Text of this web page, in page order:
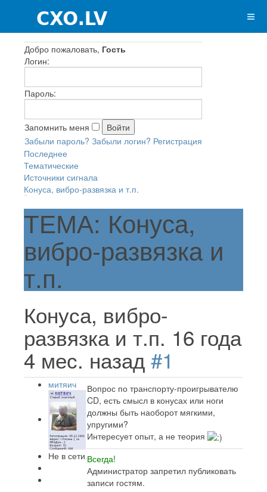
Добро пожаловать, Гость
Логин:
Пароль:
Запомнить меня
Забыли пароль? Забыли логин? Регистрация
Последнее
Тематические
Источники сигнала
Конуса, вибро-развязка и т.п.
ТЕМА: Конуса,
вибро-развязка и
т.п.
Конуса, вибро-
развязка и т.п. 16 года
4 мес. назад #1
митяич
Не в сети
Вопрос по транспорту-проигрывателю
CD, есть смысл в конусах или ноги
должны быть наоборот мягкими,
упругими?
Интересует опыт, а не теория
Всегда!
Администратор запретил публиковать
записи гостям.